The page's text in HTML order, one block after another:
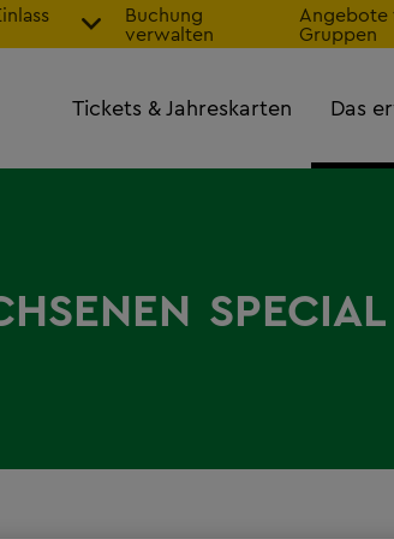
Buchung
verwalten
Angebote
Gruppen
Tickets & Jahreskarten Das
SPECIAL